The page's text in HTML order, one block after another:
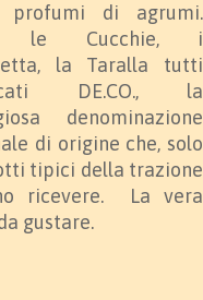
profumi di agrumi.
le Cucchie, i
la Taralla tutti
DE.CO., la
denominazione
di origine che, solo
tipici della trazione
ricevere. La vera
gustare.